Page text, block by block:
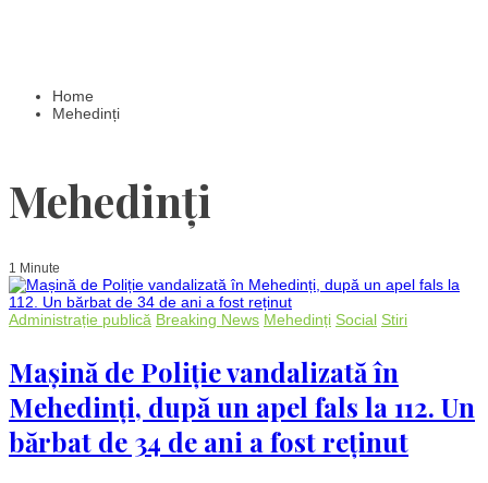
Home
Mehedinți
Mehedinți
1 Minute
Administrație publică Breaking News Mehedinți Social Stiri
Mașină de Poliție vandalizată în
Mehedinți, după un apel fals la 112. Un
bărbat de 34 de ani a fost reținut